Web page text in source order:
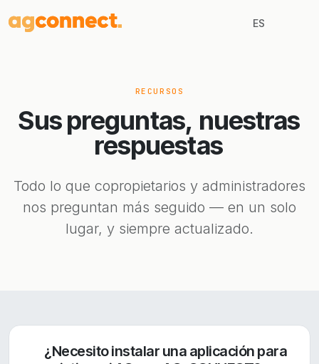
ES
RECURSOS
Sus preguntas, nuestras
respuestas
Todo lo que copropietarios y administradores
nos preguntan más seguido — en un solo
lugar, y siempre actualizado.
¿Necesito instalar una aplicación para